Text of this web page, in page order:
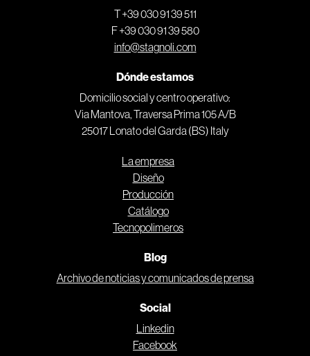
T +39 030 91 39 511
F +39 030 91 39 580
info@stagnoli.com
Dónde estamos
Domicilio social y centro operativo:
Via Mantova, Traversa Prima 105 A/B
25017 Lonato del Garda (BS) Italy
La empresa
Diseño
Producción
Catálogo
Tecnopolimeros
Blog
Archivo de noticias y comunicados de prensa
Social
Linkedin
Facebook